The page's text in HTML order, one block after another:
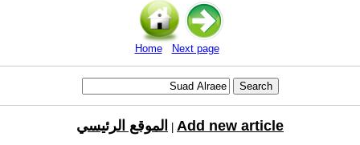
Home Next page
الموقع الرئيسي Add new article